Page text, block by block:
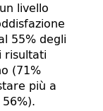
livello
55% degli
risultati
(71%
più a